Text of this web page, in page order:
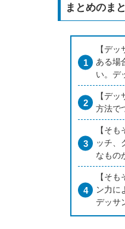
まとめのま
【デ
ある場
い。デ
【デ
方法で
【そ
ッチ、
なもの
【そ
ン力に
デッサ